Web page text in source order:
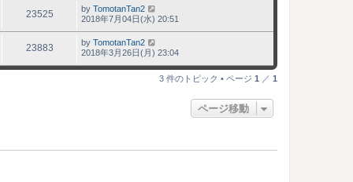
23525 by TomotanTan2
2018年7月04日(水) 20:51
23883 by TomotanTan2
2018年3月26日(月) 23:04
3 件のトピック • ページ 1 ／ 1
ページ移動